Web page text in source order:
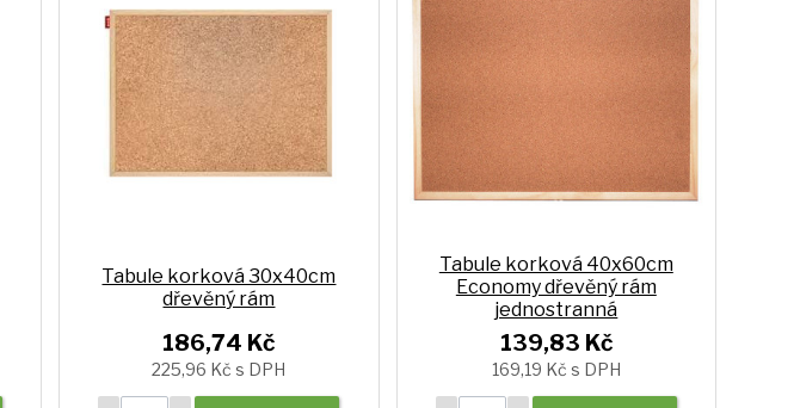
Tabule korková 30x40cm
dřevěný rám
186,74 Kč
225,96 Kč s DPH
Tabule korková 40x60cm
Economy dřevěný rám
jednostranná
139,83 Kč
169,19 Kč s DPH